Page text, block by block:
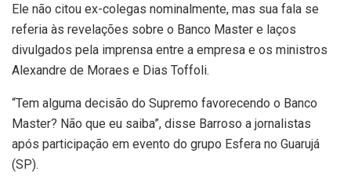
Ele não citou ex-colegas nominalmente, mas sua fala se
referia às revelações sobre o Banco Master e laços
divulgados pela imprensa entre a empresa e os ministros
Alexandre de Moraes e Dias Toffoli.
“Tem alguma decisão do Supremo favorecendo o Banco
Master? Não que eu saiba”, disse Barroso a jornalistas
após participação em evento do grupo Esfera no Guarujá
(SP).